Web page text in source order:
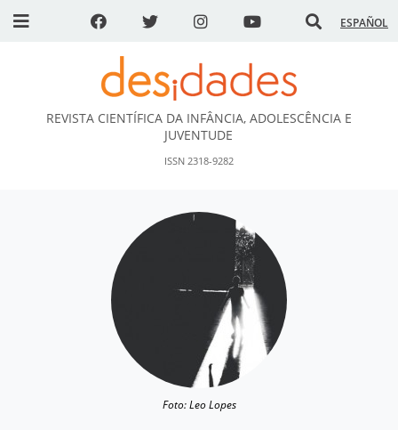
ESPAÑOL
DESidades
REVISTA CIENTÍFICA DA INFÂNCIA, ADOLESCÊNCIA E
JUVENTUDE
ISSN 2318-9282
Foto: Leo Lopes